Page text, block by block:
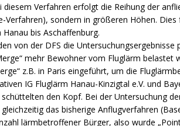
diesem Verfahren erfolgt die Reihung der
Verfahren), sondern in größeren Höhen.
bis Aschaffenburg.
von der DFS die
mehr Bewohner vom Fluglärm belastet
z.B. in Paris eingeführt, um die
IG Fluglärm Hanau-Kinzigtal e.V. und
den Kopf. Bei der Untersuchung
das bisherige Anflugverfahren
lärmbetroffener Bürger, also wurde